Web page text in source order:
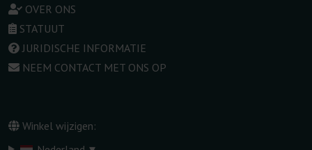
OVER ONS
STATUUT
JURIDISCHE INFORMATIE
NEEM CONTACT MET ONS OP
Winkel wijzigen: